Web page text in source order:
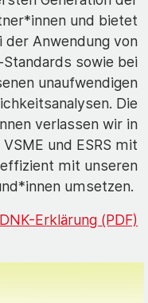
und bietet
Anwendung von
sowie bei
unaufwendigen
Die
verlassen wir in
und ESRS mit
mit unseren
umsetzen.
DNK-Erklärung (PDF)